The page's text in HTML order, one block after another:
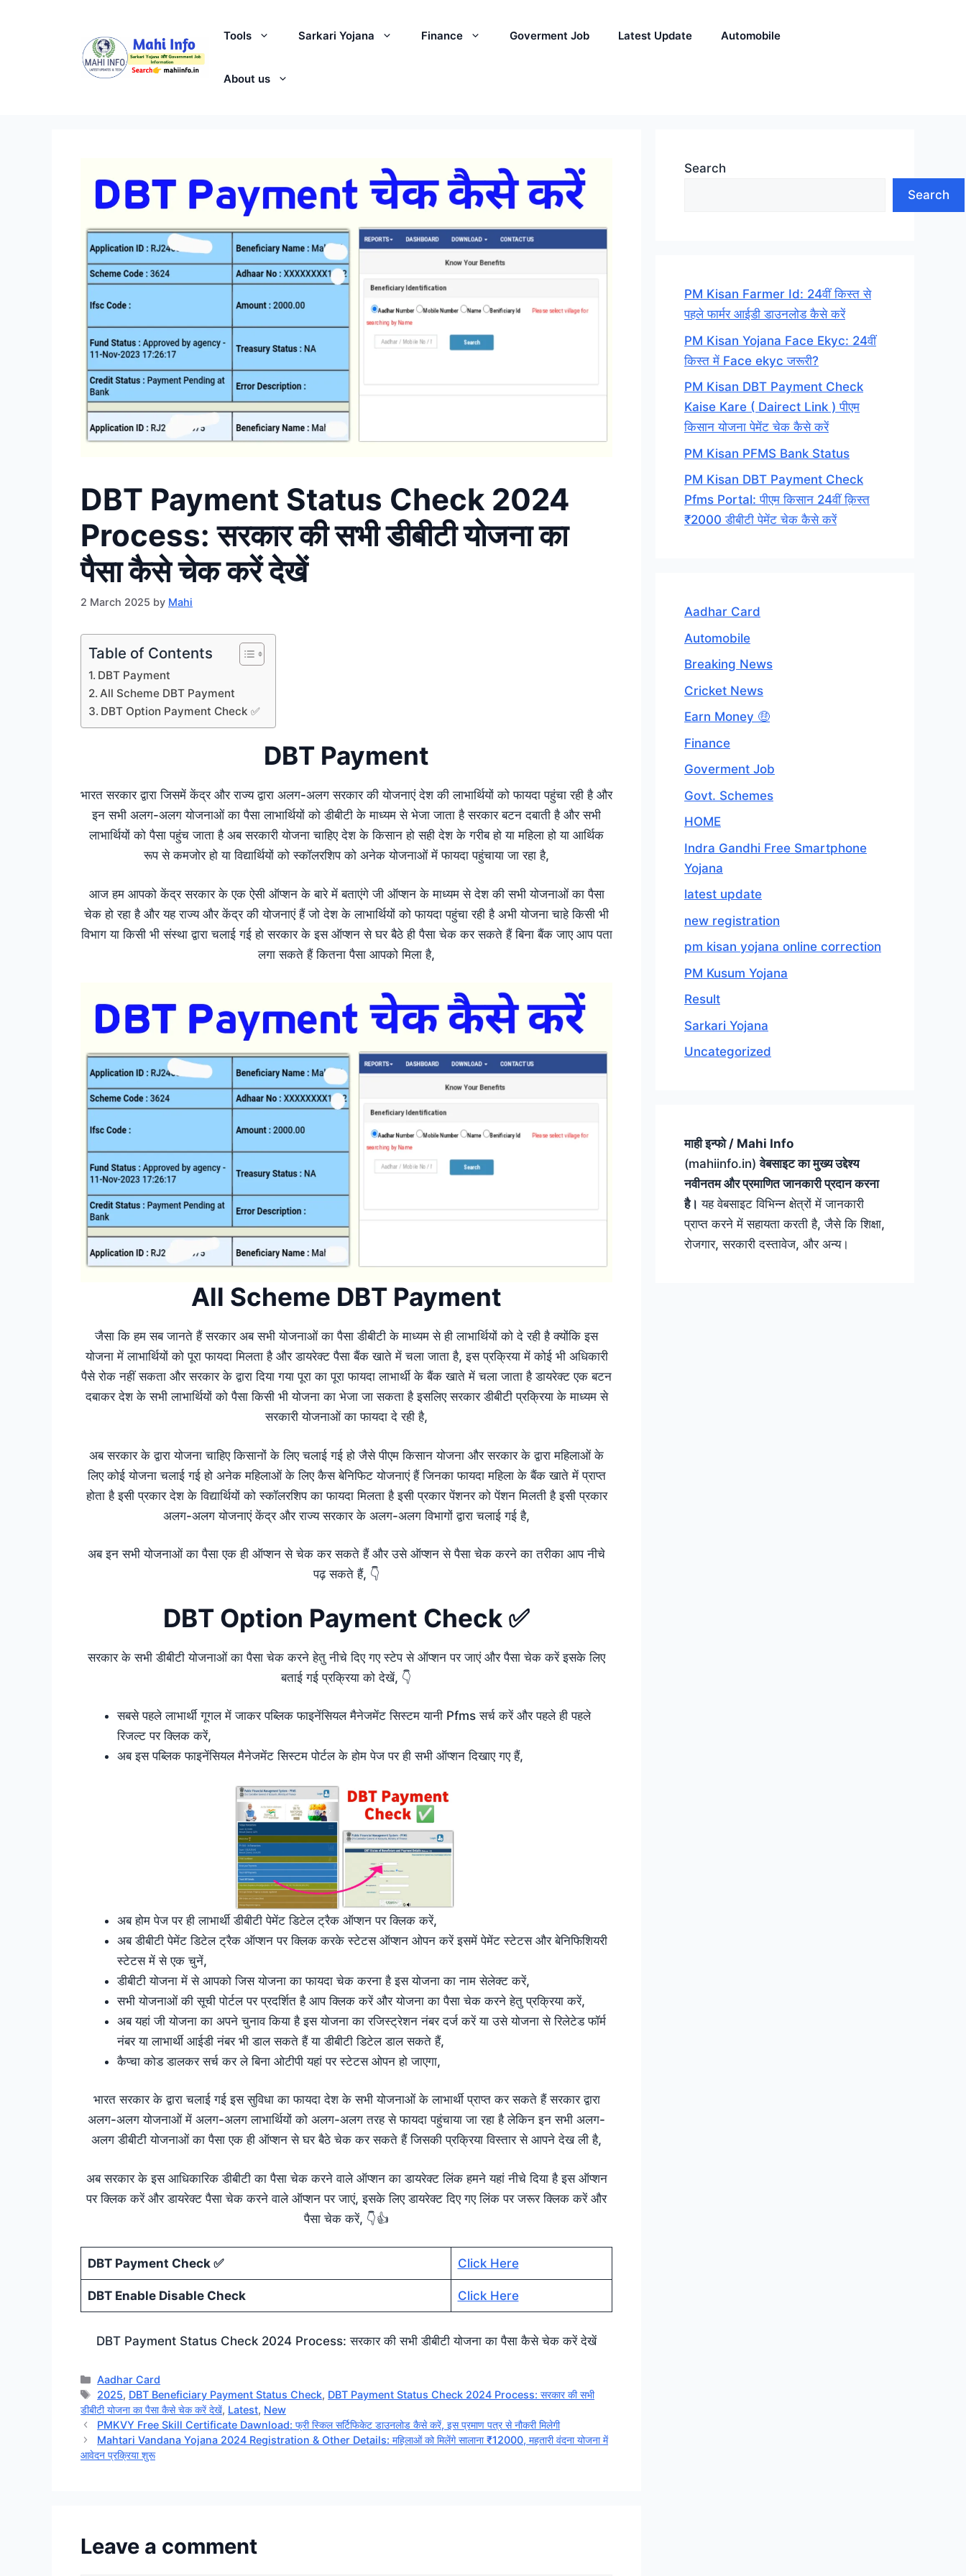
Tools Sarkari Yojana Finance Goverment Job Latest Update Automobile
About us
DBT Payment Status Check 2024
Process: सरकार की सभी डीबीटी योजना का
पैसा कैसे चेक करें देखें
2 March 2025 by Mahi
Table of Contents
DBT Payment
All Scheme DBT Payment
DBT Option Payment Check ✅
DBT Payment
भारत सरकार द्वारा जिसमें केंद्र और राज्य द्वारा अलग-अलग सरकार की योजनाएं देश की लाभार्थियों को फायदा पहुंचा रही है और
इन सभी अलग-अलग योजनाओं का पैसा लाभार्थियों को डीबीटी के माध्यम से भेजा जाता है सरकार बटन दबाती है और सभी
लाभार्थियों को पैसा पहुंच जाता है अब सरकारी योजना चाहिए देश के किसान हो सही देश के गरीब हो या महिला हो या आर्थिक
रूप से कमजोर हो या विद्यार्थियों को स्कॉलरशिप को अनेक योजनाओं में फायदा पहुंचाया जा रहा है,
आज हम आपको केंद्र सरकार के एक ऐसी ऑप्शन के बारे में बताएंगे जी ऑप्शन के माध्यम से देश की सभी योजनाओं का पैसा
चेक हो रहा है और यह राज्य और केंद्र की योजनाएं हैं जो देश के लाभार्थियों को फायदा पहुंचा रही है अभी योजना चाहे किसी भी
विभाग या किसी भी संस्था द्वारा चलाई गई हो सरकार के इस ऑप्शन से घर बैठे ही पैसा चेक कर सकते हैं बिना बैंक जाए आप पता
लगा सकते हैं कितना पैसा आपको मिला है,
All Scheme DBT Payment
जैसा कि हम सब जानते हैं सरकार अब सभी योजनाओं का पैसा डीबीटी के माध्यम से ही लाभार्थियों को दे रही है क्योंकि इस
योजना में लाभार्थियों को पूरा फायदा मिलता है और डायरेक्ट पैसा बैंक खाते में चला जाता है, इस प्रक्रिया में कोई भी अधिकारी
पैसे रोक नहीं सकता और सरकार के द्वारा दिया गया पूरा का पूरा फायदा लाभार्थी के बैंक खाते में चला जाता है डायरेक्ट एक बटन
दबाकर देश के सभी लाभार्थियों को पैसा किसी भी योजना का भेजा जा सकता है इसलिए सरकार डीबीटी प्रक्रिया के माध्यम से
सरकारी योजनाओं का फायदा दे रही है,
अब सरकार के द्वारा योजना चाहिए किसानों के लिए चलाई गई हो जैसे पीएम किसान योजना और सरकार के द्वारा महिलाओं के
लिए कोई योजना चलाई गई हो अनेक महिलाओं के लिए कैस बेनिफिट योजनाएं हैं जिनका फायदा महिला के बैंक खाते में प्राप्त
होता है इसी प्रकार देश के विद्यार्थियों को स्कॉलरशिप का फायदा मिलता है इसी प्रकार पेंशनर को पेंशन मिलती है इसी प्रकार
अलग-अलग योजनाएं केंद्र और राज्य सरकार के अलग-अलग विभागों द्वारा चलाई गई है,
अब इन सभी योजनाओं का पैसा एक ही ऑप्शन से चेक कर सकते हैं और उसे ऑप्शन से पैसा चेक करने का तरीका आप नीचे
पढ़ सकते हैं, 👇
DBT Option Payment Check ✅
सरकार के सभी डीबीटी योजनाओं का पैसा चेक करने हेतु नीचे दिए गए स्टेप से ऑप्शन पर जाएं और पैसा चेक करें इसके लिए
बताई गई प्रक्रिया को देखें, 👇
सबसे पहले लाभार्थी गूगल में जाकर पब्लिक फाइनेंसियल मैनेजमेंट सिस्टम यानी Pfms सर्च करें और पहले ही पहले
रिजल्ट पर क्लिक करें,
अब इस पब्लिक फाइनेंसियल मैनेजमेंट सिस्टम पोर्टल के होम पेज पर ही सभी ऑप्शन दिखाए गए हैं,
अब होम पेज पर ही लाभार्थी डीबीटी पेमेंट डिटेल ट्रैक ऑप्शन पर क्लिक करें,
अब डीबीटी पेमेंट डिटेल ट्रैक ऑप्शन पर क्लिक करके स्टेटस ऑप्शन ओपन करें इसमें पेमेंट स्टेटस और बेनिफिशियरी
स्टेटस में से एक चुनें,
डीबीटी योजना में से आपको जिस योजना का फायदा चेक करना है इस योजना का नाम सेलेक्ट करें,
सभी योजनाओं की सूची पोर्टल पर प्रदर्शित है आप क्लिक करें और योजना का पैसा चेक करने हेतु प्रक्रिया करें,
अब यहां जी योजना का अपने चुनाव किया है इस योजना का रजिस्ट्रेशन नंबर दर्ज करें या उसे योजना से रिलेटेड फॉर्म
नंबर या लाभार्थी आईडी नंबर भी डाल सकते हैं या डीबीटी डिटेल डाल सकते हैं,
कैप्चा कोड डालकर सर्च कर ले बिना ओटीपी यहां पर स्टेटस ओपन हो जाएगा,
भारत सरकार के द्वारा चलाई गई इस सुविधा का फायदा देश के सभी योजनाओं के लाभार्थी प्राप्त कर सकते हैं सरकार द्वारा
अलग-अलग योजनाओं में अलग-अलग लाभार्थियों को अलग-अलग तरह से फायदा पहुंचाया जा रहा है लेकिन इन सभी अलग-
अलग डीबीटी योजनाओं का पैसा एक ही ऑप्शन से घर बैठे चेक कर सकते हैं जिसकी प्रक्रिया विस्तार से आपने देख ली है,
अब सरकार के इस आधिकारिक डीबीटी का पैसा चेक करने वाले ऑप्शन का डायरेक्ट लिंक हमने यहां नीचे दिया है इस ऑप्शन
पर क्लिक करें और डायरेक्ट पैसा चेक करने वाले ऑप्शन पर जाएं, इसके लिए डायरेक्ट दिए गए लिंक पर जरूर क्लिक करें और
पैसा चेक करें, 👇👍
DBT Payment Check ✅ Click Here
DBT Enable Disable Check Click Here
DBT Payment Status Check 2024 Process: सरकार की सभी डीबीटी योजना का पैसा कैसे चेक करें देखें
Categories
Aadhar Card
Tags
2025, DBT Beneficiary Payment Status Check, DBT Payment Status Check 2024 Process: सरकार की सभी
डीबीटी योजना का पैसा कैसे चेक करें देखें, Latest, New
PMKVY Free Skill Certificate Dawnload: फ्री स्किल सर्टिफिकेट डाउनलोड कैसे करें, इस प्रमाण पत्र से नौकरी मिलेगी
Mahtari Vandana Yojana 2024 Registration & Other Details: महिलाओं को मिलेंगे सालाना ₹12000, महतारी वंदना योजना में
आवेदन प्रक्रिया शुरू
Leave a comment
Search
Search
PM Kisan Farmer Id: 24वीं किस्त से
पहले फार्मर आईडी डाउनलोड कैसे करें
PM Kisan Yojana Face Ekyc: 24वीं
किस्त में Face ekyc जरूरी?
PM Kisan DBT Payment Check
Kaise Kare ( Dairect Link ) पीएम
किसान योजना पेमेंट चेक कैसे करें
PM Kisan PFMS Bank Status
PM Kisan DBT Payment Check
Pfms Portal: पीएम किसान 24वीं क़िस्त
₹2000 डीबीटी पेमेंट चेक कैसे करें
Aadhar Card
Automobile
Breaking News
Cricket News
Earn Money 🤑
Finance
Goverment Job
Govt. Schemes
HOME
Indra Gandhi Free Smartphone
Yojana
latest update
new registration
pm kisan yojana online correction
PM Kusum Yojana
Result
Sarkari Yojana
Uncategorized
माही इन्फो / Mahi Info
(mahiinfo.in)वेबसाइट का मुख्य उद्देश्य
नवीनतम और प्रमाणित जानकारी प्रदान करना
है। यह वेबसाइट विभिन्न क्षेत्रों में जानकारी
प्राप्त करने में सहायता करती है, जैसे कि शिक्षा,
रोजगार, सरकारी दस्तावेज, और अन्य।